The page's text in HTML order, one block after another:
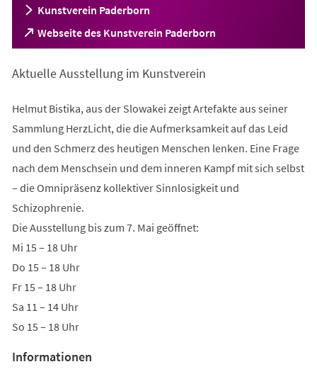
Kunstverein Paderborn
Webseite des Kunstverein Paderborn
(Öffnet
in
neuen
Aktuelle Ausstellung im Kunstverein
Helmut Bistika, aus der Slowakei zeigt Artefakte aus seiner
Sammlung HerzLicht, die die Aufmerksamkeit auf das Leid
und den Schmerz des heutigen Menschen lenken. Eine Frage
nach dem Menschsein und dem inneren Kampf mit sich selbst
– die Omnipräsenz kollektiver Sinnlosigkeit und
Schizophrenie.
Die Ausstellung bis zum 7. Mai geöffnet:
Mi 15 – 18 Uhr
Do 15 – 18 Uhr
Fr 15 – 18 Uhr
Sa 11 – 14 Uhr
So 15 – 18 Uhr
Informationen